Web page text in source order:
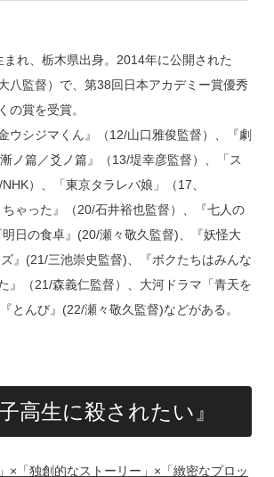
れ、栃木県出身。2014年に公開された
八監督）で、第38回日本アカデミー賞優秀
の賞を受賞。
ウシジマくん』（12/山口雅俊監督）、『劇
ノ篇／爻ノ篇』（13/堤幸彦監督）、「ス
）、「東京タラレバ娘」（17、
ゃった』（20/石井裕也監督）、『七人の
日の食卓』(20/瀬々敬久監督)、『妖怪大
』(21/三池崇史監督)、『ボクたちはみんな
』（21/森義仁監督）、大河ドラマ「青天を
とんび』(22/瀬々敬久監督)などがある。
高生に殺されたい』
×「独創的なストーリー」×「緻密なプロッ